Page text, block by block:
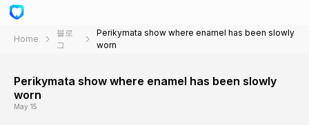
Home
블로
그
Perikymata show where enamel has been slowly
worn
Perikymata show where enamel has been slowly
worn
May 15